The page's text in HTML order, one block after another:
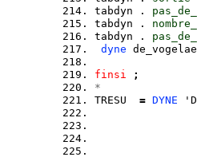
tabdyn .
tabdyn .
tabdyn .
dyne
finsi
;
*
TRESU = DYNE